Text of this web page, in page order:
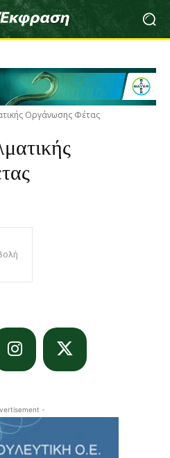
Οργάνωσης Φέτας
-